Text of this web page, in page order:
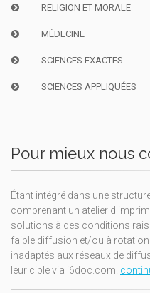
RELIGION ET MORALE
MÉDECINE
SCIENCES EXACTES
SCIENCES APPLIQUÉES
Pour mieux nous
Étant intégré dans une
comprenant un atelier
solutions à des conditions
faible diffusion et/ou à
inadaptés aux réseaux de
leur cible via i6doc.com.